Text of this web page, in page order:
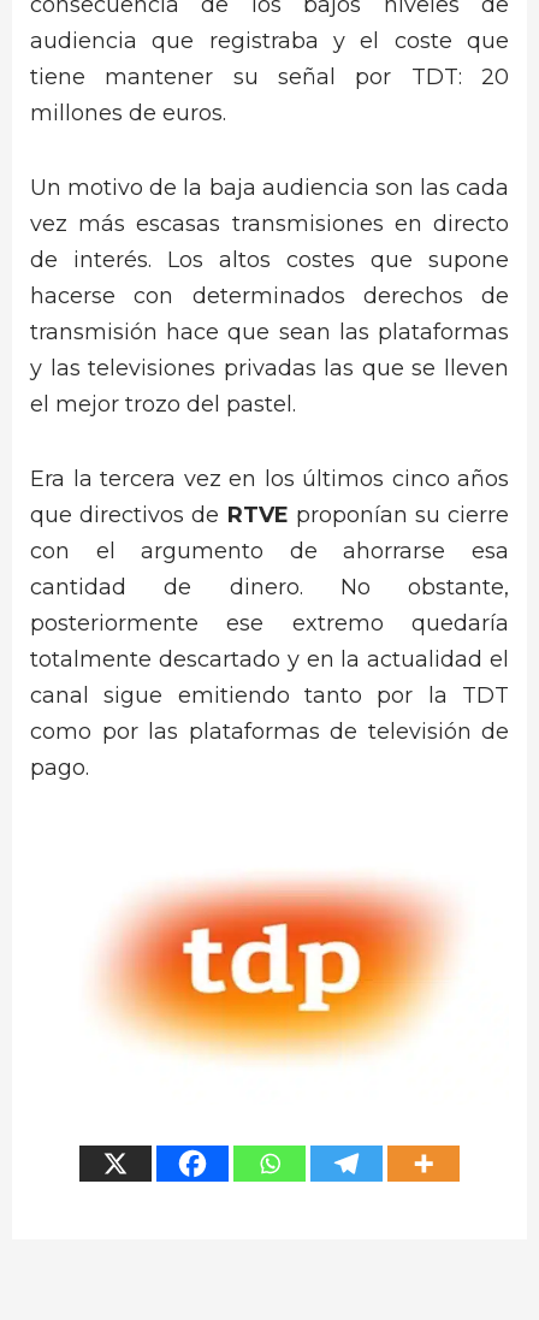
audiencia que registraba y el coste que
tiene mantener su señal por TDT: 20
millones de euros.
Un motivo de la baja audiencia son las cada
vez más escasas transmisiones en directo
de interés. Los altos costes que supone
hacerse con determinados derechos de
transmisión hace que sean las plataformas
y las televisiones privadas las que se lleven
el mejor trozo del pastel.
Era la tercera vez en los últimos cinco años
que directivos de RTVE proponían su cierre
con el argumento de ahorrarse esa
cantidad de dinero. No obstante,
posteriormente ese extremo quedaría
totalmente descartado y en la actualidad el
canal sigue emitiendo tanto por la TDT
como por las plataformas de televisión de
pago.